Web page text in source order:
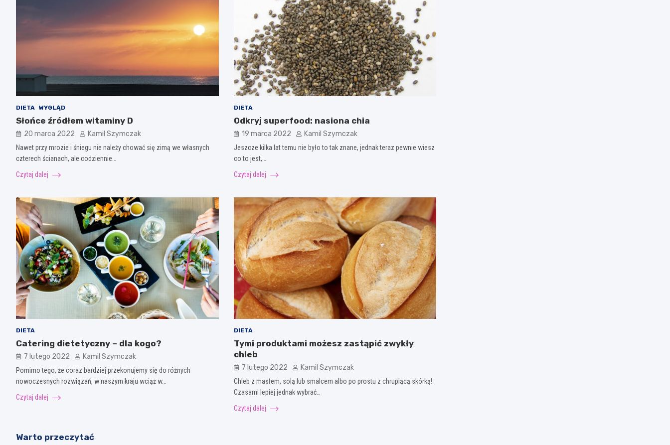
DIETA WYGLĄD
Słońce źródłem witaminy D
20 marca 2022 Kamil Szymczak
Nawet przy mrozie i śniegu nie należy chować się zimą we własnych
czterech ścianach, ale codziennie…
Czytaj dalej
DIETA
Odkryj superfood: nasiona chia
19 marca 2022 Kamil Szymczak
Jeszcze kilka lat temu nie było to tak znane, jednak teraz pewnie wiesz
co to jest,…
Czytaj dalej
DIETA
Catering dietetyczny – dla kogo?
7 lutego 2022 Kamil Szymczak
Pomimo tego, że coraz bardziej przekonujemy się do różnych
nowoczesnych rozwiązań, w naszym kraju wciąż w…
Czytaj dalej
DIETA
Tymi produktami możesz zastąpić zwykły
chleb
7 lutego 2022 Kamil Szymczak
Chleb z masłem, solą lub smalcem albo po prostu z chrupiącą skórką!
Czasami lepiej jednak wybrać…
Czytaj dalej
Warto przeczytać